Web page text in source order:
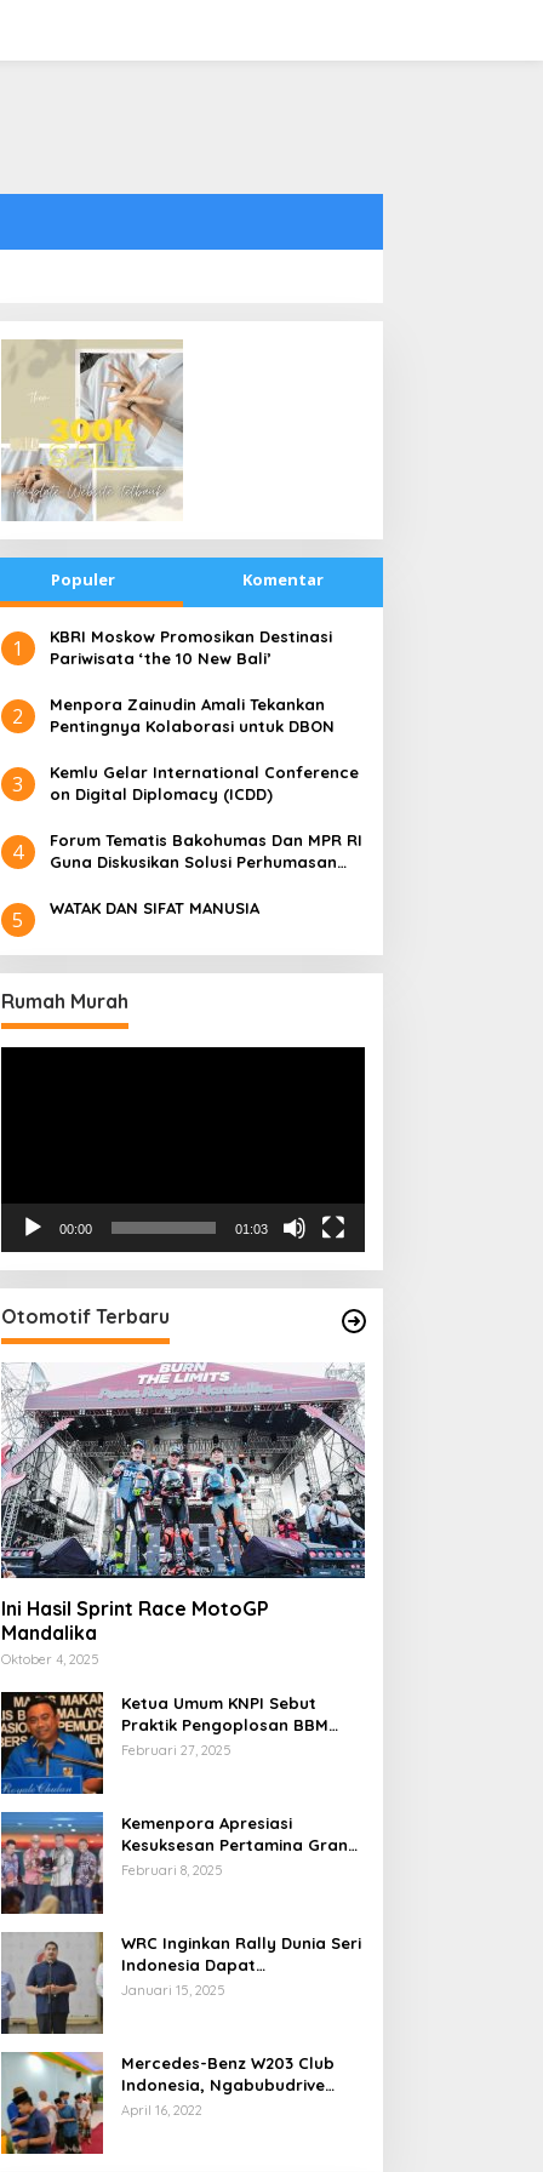
Populer Komentar
1
​KBRI Moskow Promosikan Destinasi
Pariwisata ‘the 10 New Bali’
2
​Menpora Zainudin Amali Tekankan
Pentingnya Kolaborasi untuk DBON
3
​Kemlu Gelar International Conference
on Digital Diplomacy (ICDD)
4
Forum Tematis Bakohumas Dan MPR RI
Guna Diskusikan Solusi Perhumasan
Masing
5 WATAK DAN SIFAT MANUSIA
Rumah Murah
00:00 01:03
Otomotif Terbaru
Ini Hasil Sprint Race MotoGP
Mandalika
Oktober 4, 2025
Ketua Umum KNPI Sebut
Praktik Pengoplosan BBM
Cederai Kepercayaan
Februari 27, 2025
Kemenpora Apresiasi
Kesuksesan Pertamina Grand
Prix of Indonesia 2024
Februari 8, 2025
WRC Inginkan Rally Dunia Seri
Indonesia Dapat
Terselenggara 2026
Januari 15, 2025
Mercedes-Benz W203 Club
Indonesia, Ngabubudrive
Ramadhan 2022
April 16, 2022